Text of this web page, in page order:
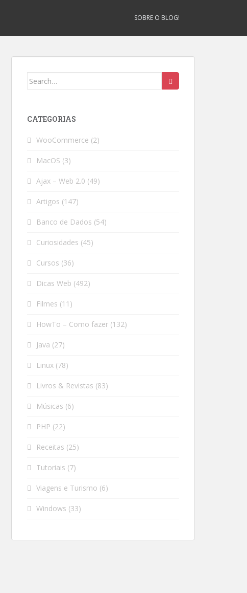
SOBRE O BLOG!
Search
CATEGORIAS
WooCommerce (2)
MacOS (3)
Ajax – Web 2.0 (49)
Artigos (147)
Banco de Dados (54)
Curiosidades (45)
Cursos (36)
Dicas Web (492)
Filmes (11)
HowTo – Como fazer (132)
Java (27)
Linux (78)
Livros & Revistas (83)
Músicas (6)
PHP (22)
Receitas (25)
Tutoriais (7)
Viagens e Turismo (6)
Windows (33)